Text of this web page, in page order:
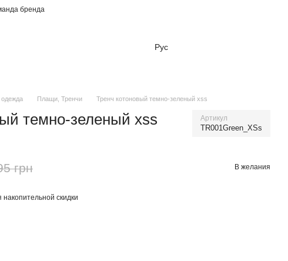
бренда
Рус
одежда Плащи, Тренчи Тренч котоновый темно-зеленый xss
темно-зеленый xss Артикул
TR001Green_XSs
грн В желания
скидки